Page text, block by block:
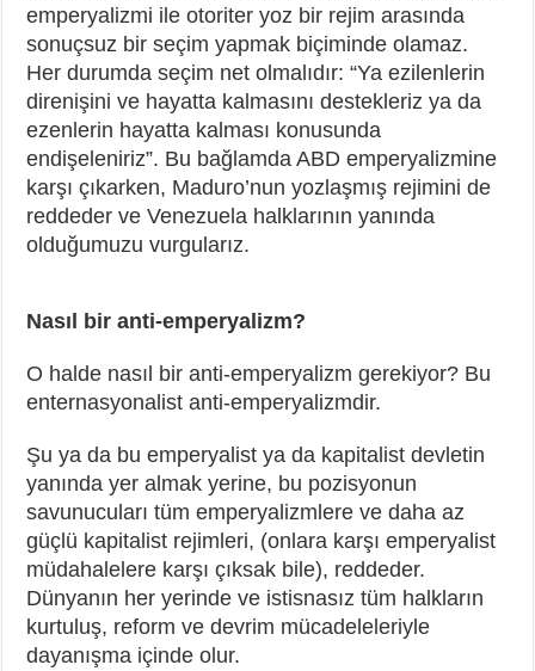
emperyalizmi ile otoriter yoz bir rejim arasında
sonuçsuz bir seçim yapmak biçiminde olamaz.
Her durumda seçim net olmalıdır: “Ya ezilenlerin
direnişini ve hayatta kalmasını destekleriz ya da
ezenlerin hayatta kalması konusunda
endişeleniriz”. Bu bağlamda ABD emperyalizmine
karşı çıkarken, Maduro’nun yozlaşmış rejimini de
reddeder ve Venezuela halklarının yanında
olduğumuzu vurgularız.
Nasıl bir anti-emperyalizm?
O halde nasıl bir anti-emperyalizm gerekiyor? Bu
enternasyonalist anti-emperyalizmdir.
Şu ya da bu emperyalist ya da kapitalist devletin
yanında yer almak yerine, bu pozisyonun
savunucuları tüm emperyalizmlere ve daha az
güçlü kapitalist rejimleri, (onlara karşı emperyalist
müdahalelere karşı çıksak bile), reddeder.
Dünyanın her yerinde ve istisnasız tüm halkların
kurtuluş, reform ve devrim mücadeleleriyle
dayanışma içinde olur.